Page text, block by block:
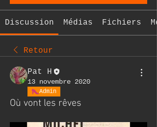
Discussion Médias Fichiers
Retour
Pat H
13 novembre 2020
Admin
Où vont les rêves